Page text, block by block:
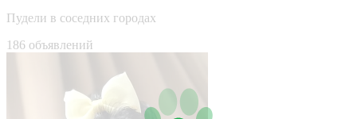
Пудели в соседних городах
186 объявлений